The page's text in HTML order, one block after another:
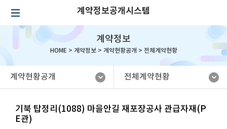
계약정보공개시스템
계약정보
HOME > 계약정보> 계약현황공개 > 전체계약현황
계약현황공개 전체계약현황
기북 탑정리(1088) 마을안길 재포장공사 관급자재(P
E관)